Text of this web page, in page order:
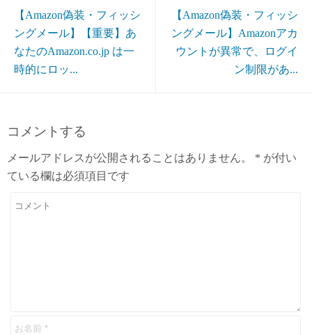
【Amazon偽装・フィッシ
ングメール】【重要】あ
なたのAmazon.co.jp は一
時的にロッ...
【Amazon偽装・フィッシ
ングメール】Amazonアカ
ウントが異常で、ログイ
ン制限があ...
コメントする
メールアドレスが公開されることはありません。 * が付い
ている欄は必須項目です